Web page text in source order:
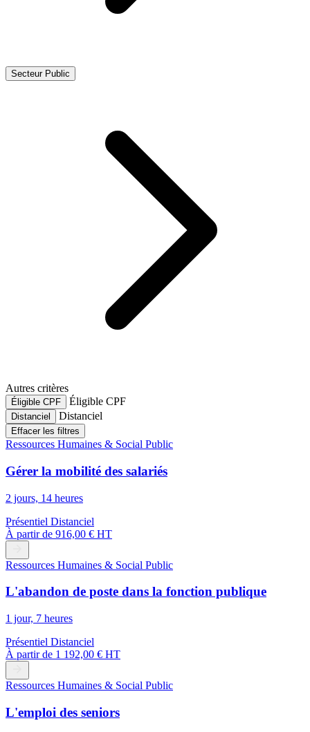
Secteur Public
Autres critères
Éligible CPF Éligible CPF
Distanciel Distanciel
Effacer les filtres
Ressources Humaines & Social Public
Gérer la mobilité des salariés
2 jours, 14 heures
Présentiel Distanciel
À partir de 916,00 € HT
Ressources Humaines & Social Public
L'abandon de poste dans la fonction publique
1 jour, 7 heures
Présentiel Distanciel
À partir de 1 192,00 € HT
Ressources Humaines & Social Public
L'emploi des seniors